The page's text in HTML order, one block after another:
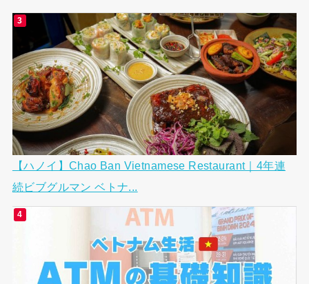
【ハノイ】Chao Ban Vietnamese Restaurant｜4年連
続ビブグルマン ベトナ...